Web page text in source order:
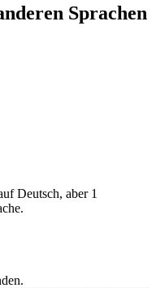
Sprachen
Deutsch, aber 1